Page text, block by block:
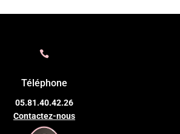

Téléphone
05.81.40.42.26
Contactez-nous